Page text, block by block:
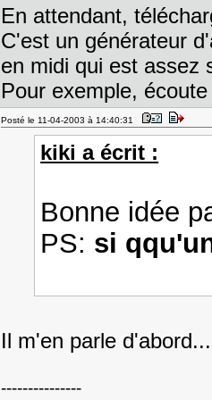
En attendant,
C'est un générateur
en midi qui est assez
Pour exemple,
Posté le 11-04-2003 à 14:40:31
kiki a écrit :
Bonne idée
PS: si
Il m'en parle
---------------